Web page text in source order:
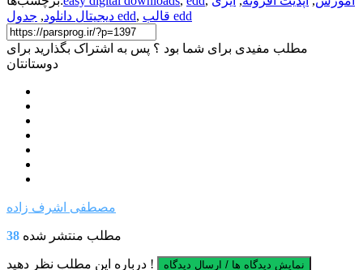
دیجیتال دانلود, جدول edd, قالب edd
مطلب مفیدی برای شما بود ؟ پس به اشتراک بگذارید برای
دوستانتان
مصطفی اشرف زاده
38 مطلب منتشر شده
درباره این مطلب نظر دهید ! نمایش دیدگاه ها / ارسال دیدگاه